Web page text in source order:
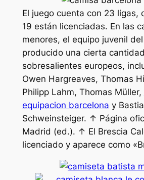
El juego cuenta con 23 ligas,
19 están licenciadas. En las
menores, el equipo juvenil
producido una cierta
sobresalientes europeos,
Owen Hargreaves, Thomas
Philipp Lahm, Thomas Müller,
equipacion barcelona y
Schweinsteiger. ↑ Página
Madrid (ed.). ↑ El Brescia
licenciado y aparece como